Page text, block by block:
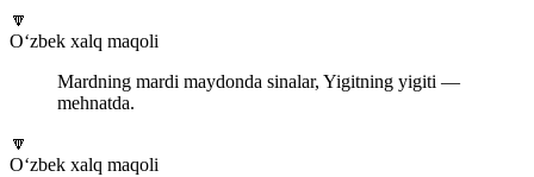
🔽
O‘zbek xalq maqoli
Mardning mardi maydonda sinalar, Yigitning yigiti —
mehnatda.
🔽
O‘zbek xalq maqoli